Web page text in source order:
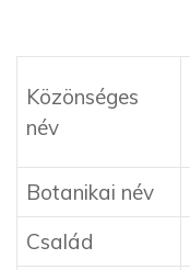
Közönséges
név
Botanikai név
Család